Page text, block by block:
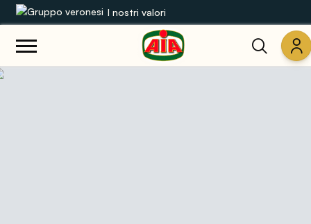
I nostri valori
Le nostre gamme